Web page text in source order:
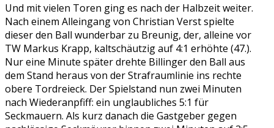
Und mit vielen Toren ging es nach der Halbzeit weiter.
Nach einem Alleingang von Christian Verst spielte
dieser den Ball wunderbar zu Breunig, der, alleine vor
TW Markus Krapp, kaltschäutzig auf 4:1 erhöhte (47.).
Nur eine Minute später drehte Billinger den Ball aus
dem Stand heraus von der Strafraumlinie ins rechte
obere Tordreieck. Der Spielstand nun zwei Minuten
nach Wiederanpfiff: ein unglaubliches 5:1 für
Seckmauern. Als kurz danach die Gastgeber gegen